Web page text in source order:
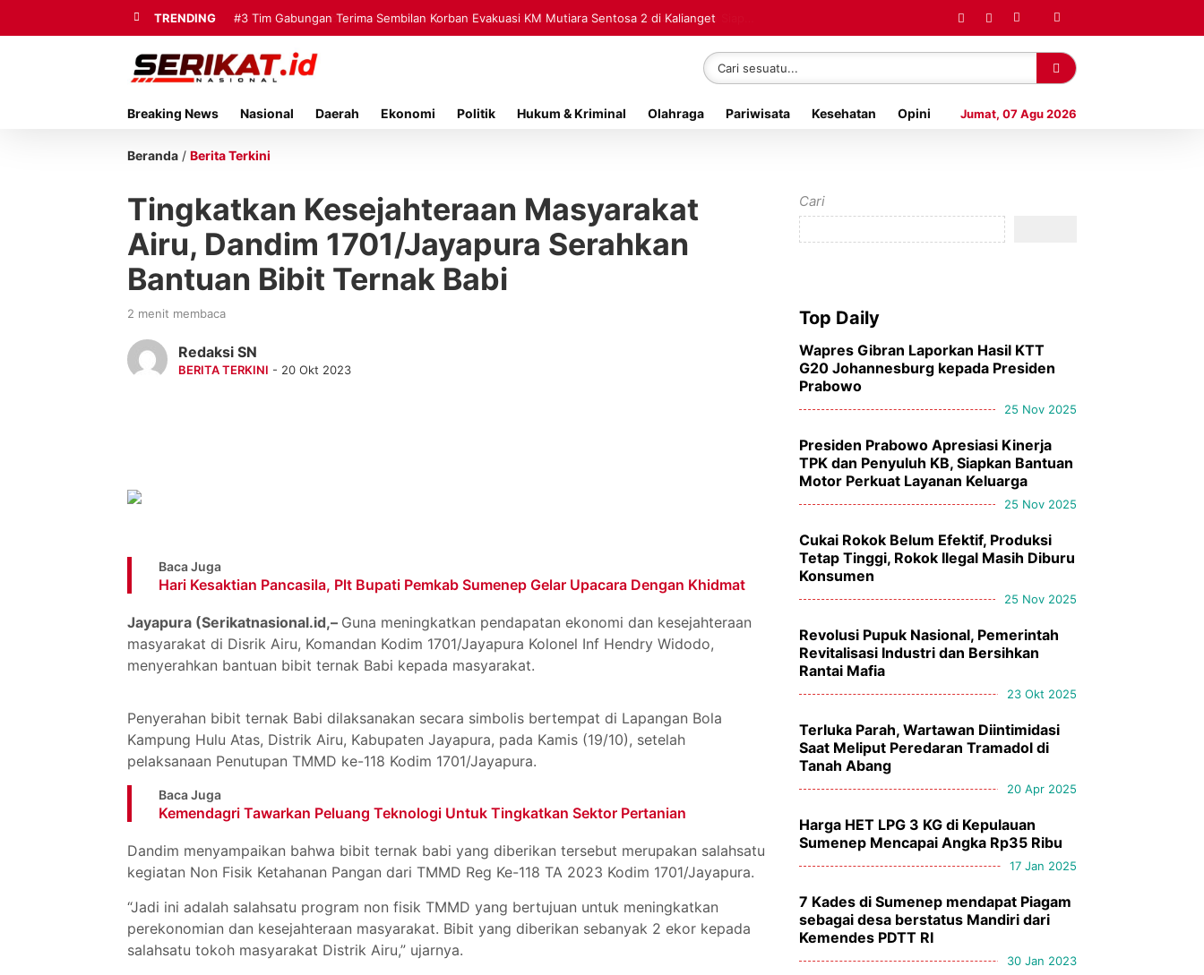
TRENDING #3 Tim Gabungan Terima Sembilan Korban Evakuasi KM Mutiara Sentosa 2 di Kalianget
Breaking News Nasional Daerah Ekonomi Politik Hukum & Kriminal Olahraga Pariwisata Kesehatan Opini Jumat, 07 Agu 2026
Beranda / Berita Terkini
Tingkatkan Kesejahteraan Masyarakat
Airu, Dandim 1701/Jayapura Serahkan
Bantuan Bibit Ternak Babi
2 menit membaca
Redaksi SN
BERITA TERKINI - 20 Okt 2023
Baca Juga
Hari Kesaktian Pancasila, Plt Bupati Pemkab Sumenep Gelar Upacara Dengan Khidmat
Jayapura (Serikatnasional.id,– Guna meningkatkan pendapatan ekonomi dan kesejahteraan
masyarakat di Disrik Airu, Komandan Kodim 1701/Jayapura Kolonel Inf Hendry Widodo,
menyerahkan bantuan bibit ternak Babi kepada masyarakat.
Penyerahan bibit ternak Babi dilaksanakan secara simbolis bertempat di Lapangan Bola
Kampung Hulu Atas, Distrik Airu, Kabupaten Jayapura, pada Kamis (19/10), setelah
pelaksanaan Penutupan TMMD ke-118 Kodim 1701/Jayapura.
Baca Juga
Kemendagri Tawarkan Peluang Teknologi Untuk Tingkatkan Sektor Pertanian
Dandim menyampaikan bahwa bibit ternak babi yang diberikan tersebut merupakan salahsatu
kegiatan Non Fisik Ketahanan Pangan dari TMMD Reg Ke-118 TA 2023 Kodim 1701/Jayapura.
“Jadi ini adalah salahsatu program non fisik TMMD yang bertujuan untuk meningkatkan
perekonomian dan kesejahteraan masyarakat. Bibit yang diberikan sebanyak 2 ekor kepada
salahsatu tokoh masyarakat Distrik Airu,” ujarnya.
Cari
Top Daily
Wapres Gibran Laporkan Hasil KTT
G20 Johannesburg kepada Presiden
Prabowo
25 Nov 2025
Presiden Prabowo Apresiasi Kinerja
TPK dan Penyuluh KB, Siapkan Bantuan
Motor Perkuat Layanan Keluarga
25 Nov 2025
Cukai Rokok Belum Efektif, Produksi
Tetap Tinggi, Rokok Ilegal Masih Diburu
Konsumen
25 Nov 2025
Revolusi Pupuk Nasional, Pemerintah
Revitalisasi Industri dan Bersihkan
Rantai Mafia
23 Okt 2025
Terluka Parah, Wartawan Diintimidasi
Saat Meliput Peredaran Tramadol di
Tanah Abang
20 Apr 2025
Harga HET LPG 3 KG di Kepulauan
Sumenep Mencapai Angka Rp35 Ribu
17 Jan 2025
7 Kades di Sumenep mendapat Piagam
sebagai desa berstatus Mandiri dari
Kemendes PDTT RI
30 Jan 2023